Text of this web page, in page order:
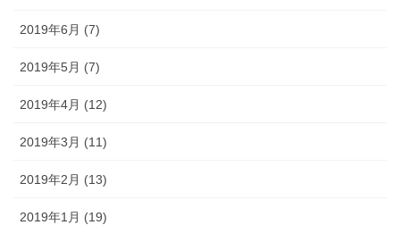
2019年6月 (7)
2019年5月 (7)
2019年4月 (12)
2019年3月 (11)
2019年2月 (13)
2019年1月 (19)